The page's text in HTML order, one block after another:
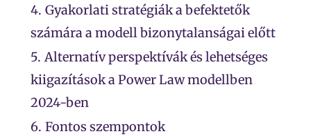
4. Gyakorlati stratégiák a befektetők
számára a modell bizonytalanságai előtt
5. Alternatív perspektívák és lehetséges
kiigazítások a Power Law modellben
2024-ben
6. Fontos szempontok